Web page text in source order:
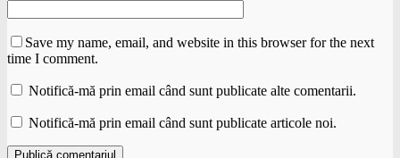
Save my name, email, and website in this browser for the next
time I comment.
Notifică-mă prin email când sunt publicate alte comentarii.
Notifică-mă prin email când sunt publicate articole noi.